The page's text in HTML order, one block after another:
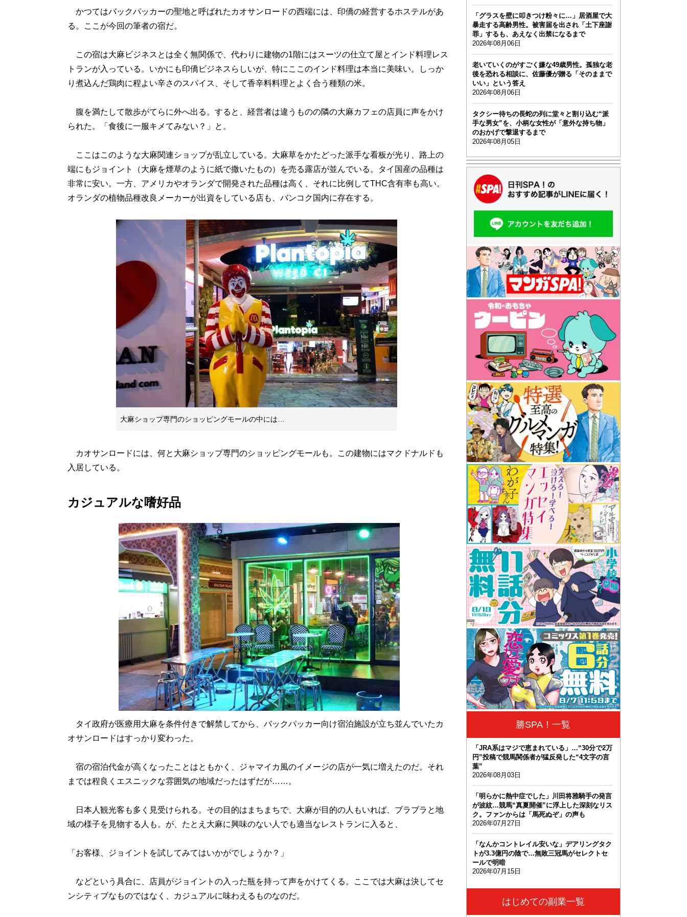
かつてはバックパッカーの聖地と呼ばれたカオサンロードの西端には、印僑の経営するホステルがあ
る。ここが今回の筆者の宿だ。
この宿は大麻ビジネスとは全く無関係で、代わりに建物の1階にはスーツの仕立て屋とインド料理レス
トランが入っている。いかにも印僑ビジネスらしいが、特にここのインド料理は本当に美味い。しっか
り煮込んだ鶏肉に程よい辛さのスパイス、そして香辛料料理とよく合う種類の米。
腹を満たして散歩がてらに外へ出る。すると、経営者は違うものの隣の大麻カフェの店員に声をかけ
られた。「食後に一服キメてみない？」と。
ここはこのような大麻関連ショップが乱立している。大麻草をかたどった派手な看板が光り、路上の
端にもジョイント（大麻を煙草のように紙で撒いたもの）を売る露店が並んでいる。タイ国産の品種は
非常に安い。一方、アメリカやオランダで開発された品種は高く、それに比例してTHC含有率も高い。
オランダの植物品種改良メーカーが出資をしている店も、バンコク国内に存在する。
大麻ショップ専門のショッピングモールの中には…
カオサンロードには、何と大麻ショップ専門のショッピングモールも。この建物にはマクドナルドも
入居している。
カジュアルな嗜好品
タイ政府が医療用大麻を条件付きで解禁してから、バックパッカー向け宿泊施設が立ち並んでいたカ
オサンロードはすっかり変わった。
宿の宿泊代金が高くなったことはともかく、ジャマイカ風のイメージの店が一気に増えたのだ。それ
までは程良くエスニックな雰囲気の地域だったはずだが……。
日本人観光客も多く見受けられる。その目的はまちまちで、大麻が目的の人もいれば、ブラブラと地
域の様子を見物する人も。が、たとえ大麻に興味のない人でも適当なレストランに入ると、
「お客様、ジョイントを試してみてはいかがでしょうか？」
などという具合に、店員がジョイントの入った瓶を持って声をかけてくる。ここでは大麻は決してセ
ンシティブなものではなく、カジュアルに味わえるものなのだ。
「グラスを壁に叩きつけ粉々に…」居酒屋で大
暴走する高齢男性。被害届を出され「土下座謝
罪」するも、あえなく出禁になるまで
2026年08月06日
老いていくのがすごく嫌な49歳男性。孤独な老
後を恐れる相談に、佐藤優が贈る「そのままで
いい」という答え
2026年08月06日
タクシー待ちの長蛇の列に堂々と割り込む“派
手な男女”を、小柄な女性が「意外な持ち物」
のおかげで撃退するまで
2026年08月05日
勝SPA！一覧
「JRA系はマジで恵まれている」…“30分で2万
円”投稿で競馬関係者が猛反発した“4文字の言
葉”
2026年08月03日
「明らかに熱中症でした」川田将雅騎手の発言
が波紋…競馬“真夏開催”に浮上した深刻なリス
ク。ファンからは「馬死ぬぞ」の声も
2026年07月27日
「なんかコントレイル安いな」デアリングタク
トが3.3億円の陰で…無敗三冠馬がセレクトセ
ールで明暗
2026年07月15日
はじめての副業一覧